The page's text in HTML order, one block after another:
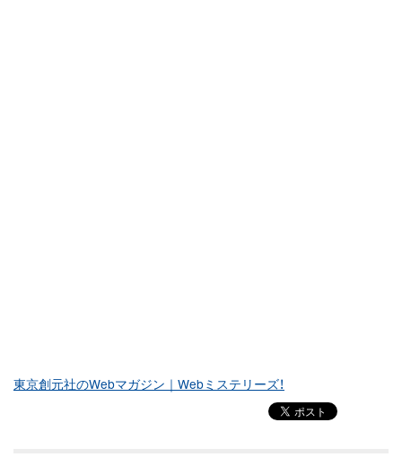
東京創元社のWebマガジン｜Webミステリーズ！